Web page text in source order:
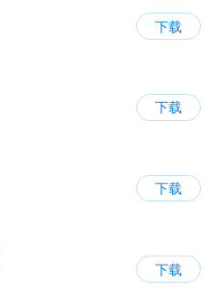
下载
下载
下载
下载